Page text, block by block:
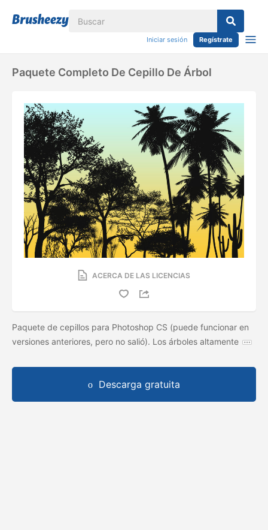
Iniciar sesión Regístrate
Paquete Completo De Cepillo De Árbol
ACERCA DE LAS LICENCIAS
Paquete de cepillos para Photoshop CS (puede funcionar en
versiones anteriores, pero no salió). Los árboles altamente
Descarga gratuita